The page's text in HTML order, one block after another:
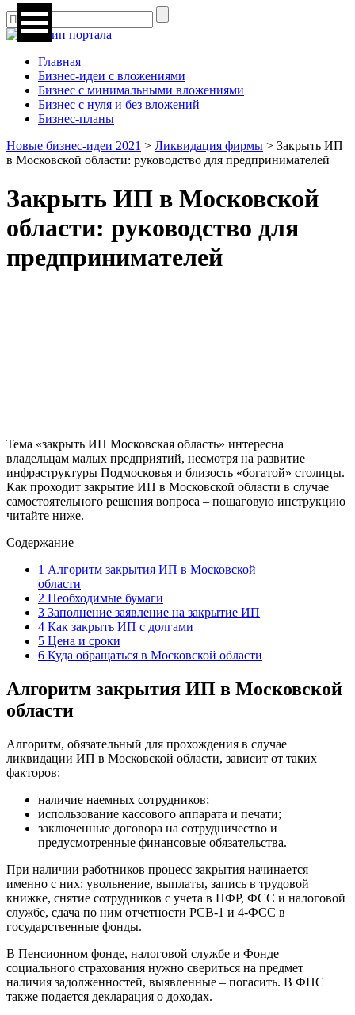
Главная
Бизнес-идеи с вложениями
Бизнес с минимальными вложениями
Бизнес с нуля и без вложений
Бизнес-планы
Новые бизнес-идеи 2021 > Ликвидация фирмы > Закрыть ИП
в Московской области: руководство для предпринимателей
Закрыть ИП в Московской
области: руководство для
предпринимателей
Тема «закрыть ИП Московская область» интересна
владельцам малых предприятий, несмотря на развитие
инфраструктуры Подмосковья и близость «богатой» столицы.
Как проходит закрытие ИП в Московской области в случае
самостоятельного решения вопроса – пошаговую инструкцию
читайте ниже.
Содержание
1 Алгоритм закрытия ИП в Московской
области
2 Необходимые бумаги
3 Заполнение заявление на закрытие ИП
4 Как закрыть ИП с долгами
5 Цена и сроки
6 Куда обращаться в Московской области
Алгоритм закрытия ИП в Московской
области
Алгоритм, обязательный для прохождения в случае
ликвидации ИП в Московской области, зависит от таких
факторов:
наличие наемных сотрудников;
использование кассового аппарата и печати;
заключенные договора на сотрудничество и
предусмотренные финансовые обязательства.
При наличии работников процесс закрытия начинается
именно с них: увольнение, выплаты, запись в трудовой
книжке, снятие сотрудников с учета в ПФР, ФСС и налоговой
службе, сдача по ним отчетности РСВ-1 и 4-ФСС в
государственные фонды.
В Пенсионном фонде, налоговой службе и Фонде
социального страхования нужно свериться на предмет
наличия задолженностей, выявленные – погасить. В ФНС
также подается декларация о доходах.